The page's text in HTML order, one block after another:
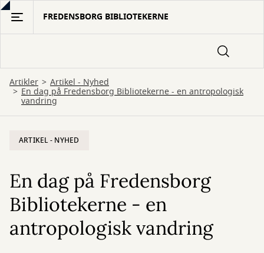
Gå
hovedindhold
FREDENSBORG BIBLIOTEKERNE
Artikler Artikel - Nyhed
En dag på Fredensborg Bibliotekerne - en antropologisk
vandring
ARTIKEL - NYHED
En dag på Fredensborg
Bibliotekerne - en
antropologisk vandring